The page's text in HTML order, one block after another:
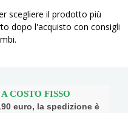
scegliere il prodotto più
dopo l'acquisto con consigli
COSTO FISSO
euro, la spedizione è